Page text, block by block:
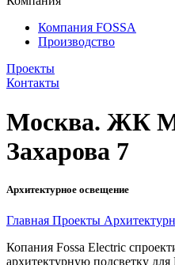
Компания FOSSA
Производство
Проекты
Контакты
Москва. ЖК
Захарова 7
Архитектурное освещение
Главная Проекты
Копания Fossa Electric
архитектурную подсветку